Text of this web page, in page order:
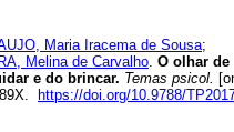
Maria Iracema de Sousa;
Melina de Carvalho. O olhar de
e do brincar. Temas psicol.
https://doi.org/10.9788/